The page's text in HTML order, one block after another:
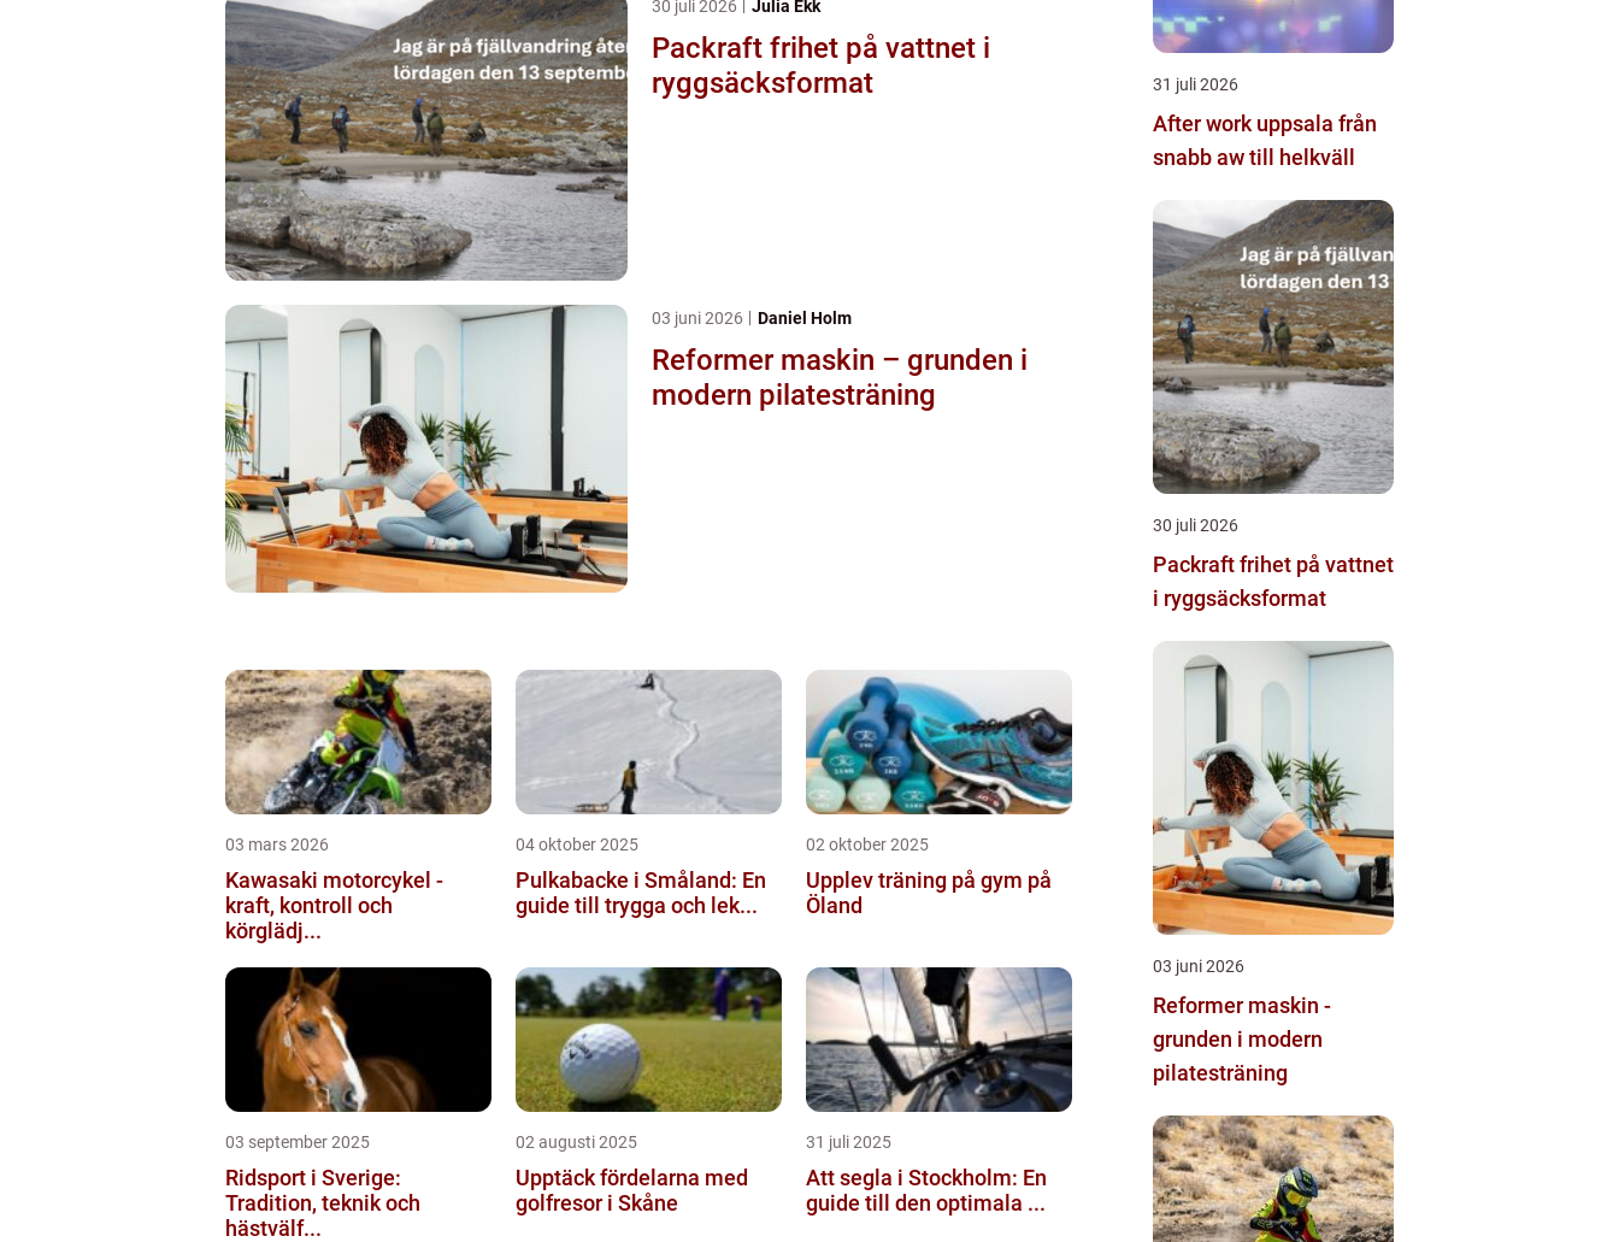
30 juli 2026 Julia Ekk
Packraft frihet på vattnet i
ryggsäcksformat
03 juni 2026 Daniel Holm
Reformer maskin – grunden i
modern pilatesträning
03 mars 2026
Kawasaki motorcykel -
kraft, kontroll och
körglädj...
04 oktober 2025
Pulkabacke i Småland: En
guide till trygga och lek...
02 oktober 2025
Upplev träning på gym på
Öland
03 september 2025
Ridsport i Sverige:
Tradition, teknik och
hästvälf...
02 augusti 2025
Upptäck fördelarna med
golfresor i Skåne
31 juli 2025
Att segla i Stockholm: En
guide till den optimala ...
31 juli 2026
After work uppsala från
snabb aw till helkväll
30 juli 2026
Packraft frihet på vattnet
i ryggsäcksformat
03 juni 2026
Reformer maskin -
grunden i modern
pilatesträning